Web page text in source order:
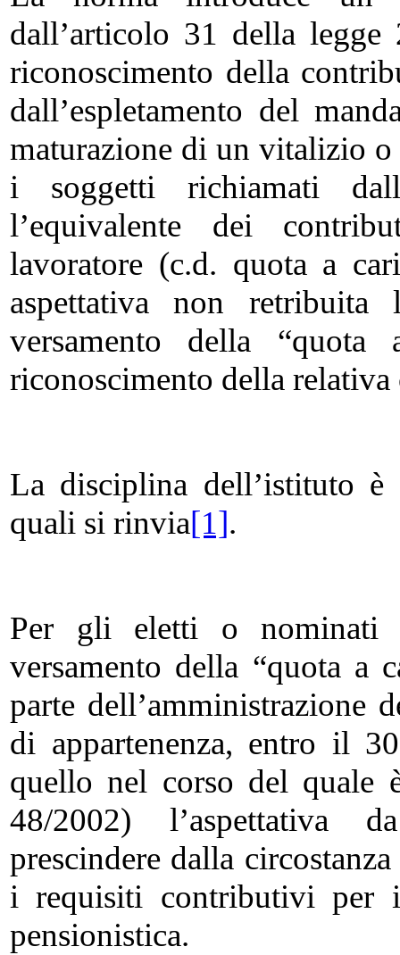
dall’articolo 31 della
riconoscimento della
dall’espletamento del
maturazione di un vitalizio
i soggetti richiamati
l’equivalente dei
lavoratore (c.d. quota a
aspettativa non retribuita
versamento della “quota
riconoscimento della
La disciplina dell’istituto
quali si rinvia[1].
Per gli eletti o nominati
versamento della “quota a
parte dell’amministrazione
di appartenenza, entro il
quello nel corso del quale
48/2002) l’aspettativa
prescindere dalla
i requisiti contributivi per
pensionistica.